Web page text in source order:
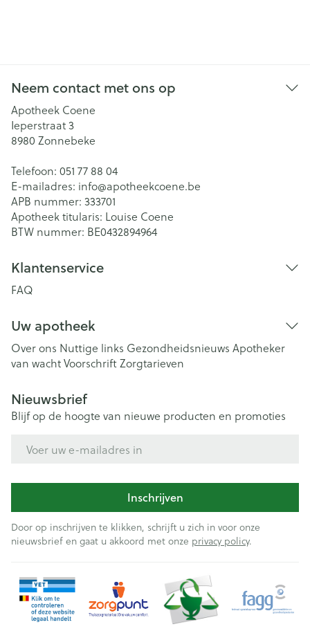
Neem contact met ons op
Apotheek Coene
Ieperstraat 3
8980 Zonnebeke
Telefoon: 051 77 88 04
E-mailadres: info@apotheekcoene.be
APB nummer: 333701
Apotheek titularis: Louise Coene
BTW nummer: BE0432894964
Klantenservice
FAQ
Uw apotheek
Over ons Nuttige links Gezondheidsnieuws Apotheker
van wachtVoorschriftZorgtarieven
Nieuwsbrief
Blijf op de hoogte van nieuwe producten en promoties
Inschrijven
Door op inschrijven te klikken, schrijft u zich in voor onze
nieuwsbrief en gaat u akkoord met onze privacy policy.